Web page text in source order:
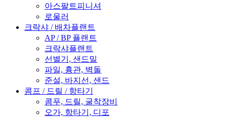
아스팔트피니셔
로울러
크락샤 / 배차플랜트
AP / BP 플랜트
크락샤플랜트
선별기, 샌드밀
파일, 흉관, 벽돌
준설, 바지선, 샌드
콤프 / 드릴 / 항타기
콤푸, 드릴, 굴착장비
오가, 항타기, 디포